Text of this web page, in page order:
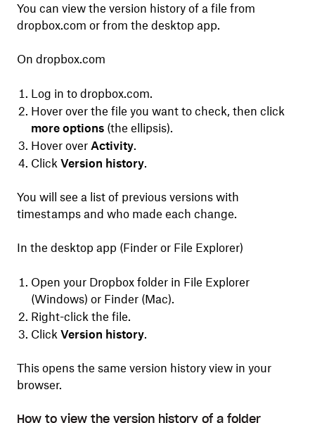
You can view the version history of a file from
dropbox.com or from the desktop app.
On dropbox.com
Log in to dropbox.com.
Hover over the file you want to check, then click
more options (the ellipsis).
Hover over Activity.
Click Version history.
You will see a list of previous versions with
timestamps and who made each change.
In the desktop app (Finder or File Explorer)
Open your Dropbox folder in File Explorer
(Windows) or Finder (Mac).
Right-click the file.
Click Version history.
This opens the same version history view in your
browser.
How to view the version history of a folder